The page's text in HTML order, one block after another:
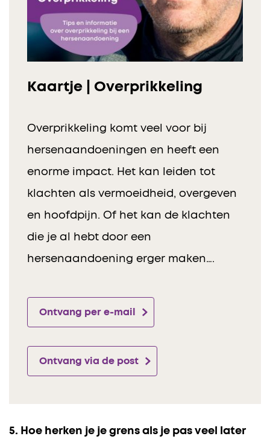
Kaartje | Overprikkeling
Overprikkeling komt veel voor bij
hersenaandoeningen en heeft een
enorme impact. Het kan leiden tot
klachten als vermoeidheid, overgeven
en hoofdpijn. Of het kan de klachten
die je al hebt door een
hersenaandoening erger maken….
Ontvang per e-mail
Ontvang via de post
5. Hoe herken je je grens als je pas veel later